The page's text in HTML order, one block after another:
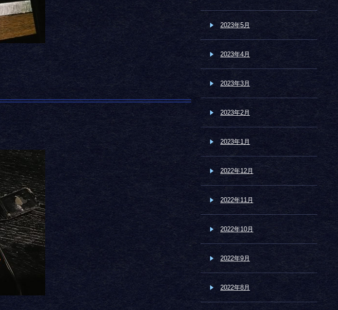
2023年5月
2023年4月
2023年3月
2023年2月
2023年1月
2022年12月
2022年11月
2022年10月
2022年9月
2022年8月